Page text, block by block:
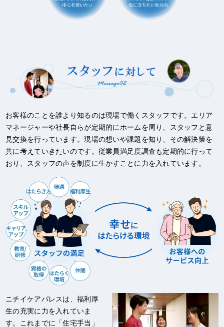
お客様のことを誰より知るのは現場で働くスタッフです。エリア
マネージャーや社長自らが定期的にホームを周り、スタッフと意
見交換を行っています。現場の想いや課題を知り、その解決策を
共に考えていきたいのです。従業員満足度調査も定期的に行って
おり、スタッフの声を制度に生かすことに力を入れています。
ニチイケアパレスは、福利厚
生の充実に力を入れていま
す。これまでに「住宅手当」